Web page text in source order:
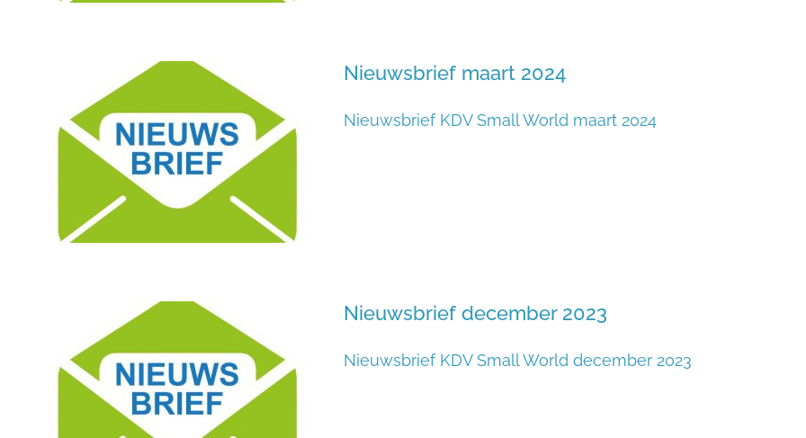
Nieuwsbrief maart 2024
Nieuwsbrief KDV Small World maart 2024
Nieuwsbrief december 2023
Nieuwsbrief KDV Small World december 2023